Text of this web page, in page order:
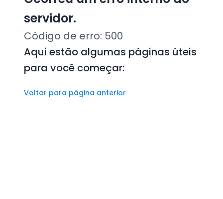
servidor.
Código de erro: 500
Aqui estão algumas páginas úteis
para você começar:
Voltar para página anterior